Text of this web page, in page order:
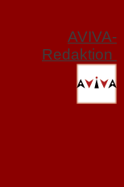
AVIVA-
Redaktion